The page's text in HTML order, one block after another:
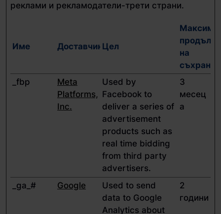
реклами и рекламодатели-трети страни.
Име Доставчик Цел
на
_fbp
Meta
Platforms,
Inc.
Used by
Facebook to
deliver a series of
advertisement
products such as
real time bidding
from third party
advertisers.
3
месец
а
_ga_# Google
Used to send
data to Google
Analytics about
2
години